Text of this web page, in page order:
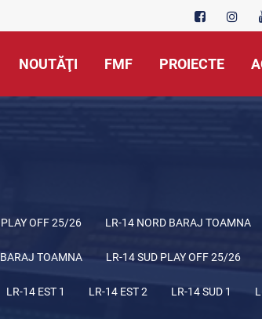
NOUTĂŢI FMF PROIECTE
OFF 25/26 LR-14 NORD BARAJ TOAMNA
TOAMNA LR-14 SUD PLAY OFF 25/26
LR-14 EST 1 LR-14 EST 2 LR-14 SUD 1